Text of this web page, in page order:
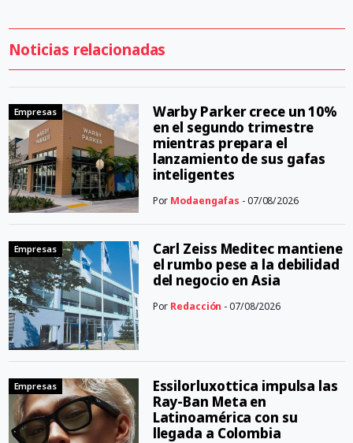
Noticias relacionadas
Empresas
Warby Parker crece un 10%
en el segundo trimestre
mientras prepara el
lanzamiento de sus gafas
inteligentes
Por Modaengafas - 07/08/2026
Empresas
Carl Zeiss Meditec mantiene
el rumbo pese a la debilidad
del negocio en Asia
Por Redacción - 07/08/2026
Empresas
Essilorluxottica impulsa las
Ray-Ban Meta en
Latinoamérica con su
llegada a Colombia